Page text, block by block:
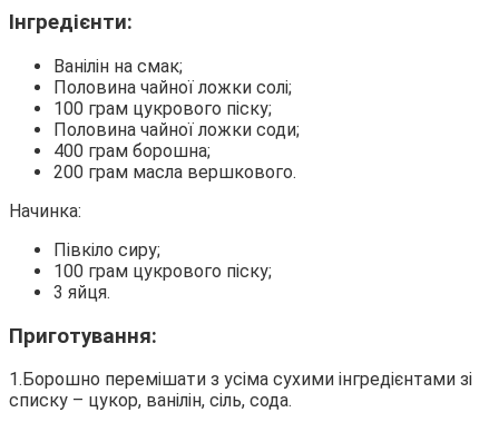
Інгредієнти:
Ванілін на смак;
Половина чайної ложки солі;
100 грам цукрового піску;
Половина чайної ложки соди;
400 грам борошна;
200 грам масла вершкового.
Начинка:
Півкіло сиру;
100 грам цукрового піску;
3 яйця.
Приготування:
1.Борошно перемішати з усіма сухими інгредієнтами зі
списку – цукор, ванілін, сіль, сода.